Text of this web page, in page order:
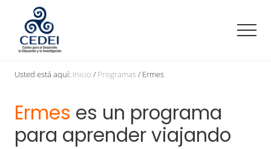
contenido
principal
barra
lateral
página
para
Educación
Usted está aquí: Inicio / Programas/ Ermes
Ermes es un programa
para aprender viajando